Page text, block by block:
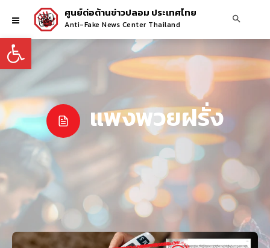
Open toolbar
ศูนย์ต่อต้านข่าวปลอม ประเทศไทย
Anti-Fake News Center Thailand
แพงพวยฝรั่ง